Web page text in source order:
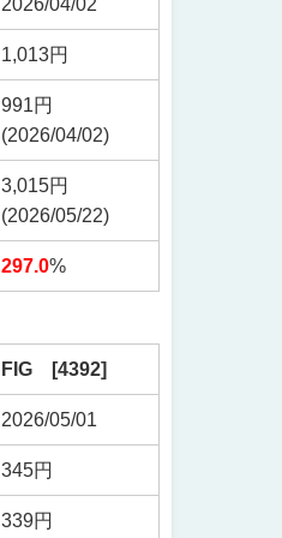
1,013円
991円
(2026/04/02)
3,015円
(2026/05/22)
297.0%
FIG [4392]
2026/05/01
345円
339円